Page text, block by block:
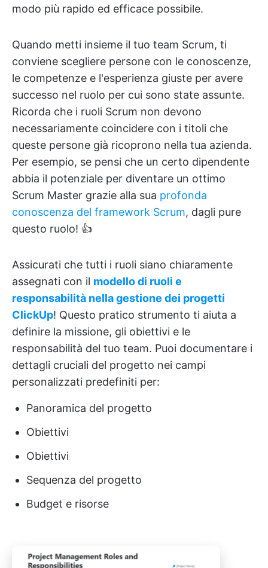
modo più rapido ed efficace possibile.
Quando metti insieme il tuo team Scrum, ti
conviene scegliere persone con le conoscenze,
le competenze e l'esperienza giuste per avere
successo nel ruolo per cui sono state assunte.
Ricorda che i ruoli Scrum non devono
necessariamente coincidere con i titoli che
queste persone già ricoprono nella tua azienda.
Per esempio, se pensi che un certo dipendente
abbia il potenziale per diventare un ottimo
Scrum Master grazie alla sua profonda
conoscenza del framework Scrum, dagli pure
questo ruolo! 👍
Assicurati che tutti i ruoli siano chiaramente
assegnati con il modello di ruoli e
responsabilità nella gestione dei progetti
ClickUp! Questo pratico strumento ti aiuta a
definire la missione, gli obiettivi e le
responsabilità del tuo team. Puoi documentare i
dettagli cruciali del progetto nei campi
personalizzati predefiniti per:
Panoramica del progetto
Obiettivi
Obiettivi
Sequenza del progetto
Budget e risorse